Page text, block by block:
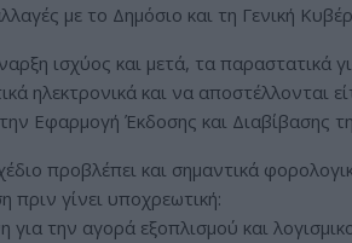
με το Δημόσιο και τη Γενική
ισχύος και μετά, τα παραστατικά
ηλεκτρονικά και να αποστέλλονται
Εφαρμογή Έκδοσης και Διαβίβασης
προβλέπει και σημαντικά
πριν γίνει υποχρεωτική:
για την αγορά εξοπλισμού και